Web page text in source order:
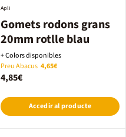
Gomets rodons grans
20mm rotlle blau
Apli
+ Colors disponibles
Preu Abacus 4,65€
4,85€
Accedir al producte